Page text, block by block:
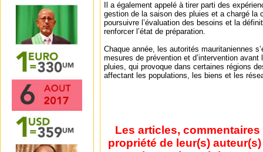
Il a également appelé à tirer parti des
gestion de la saison des pluies et a chargé la
poursuivre l’évaluation des besoins et la
renforcer l’état de préparation.
Chaque année, les autorités mauritaniennes
mesures de prévention et d’intervention
pluies, qui provoque dans certaines régions
affectant les populations, les biens et les
Les articles,
propriété de leur(s)